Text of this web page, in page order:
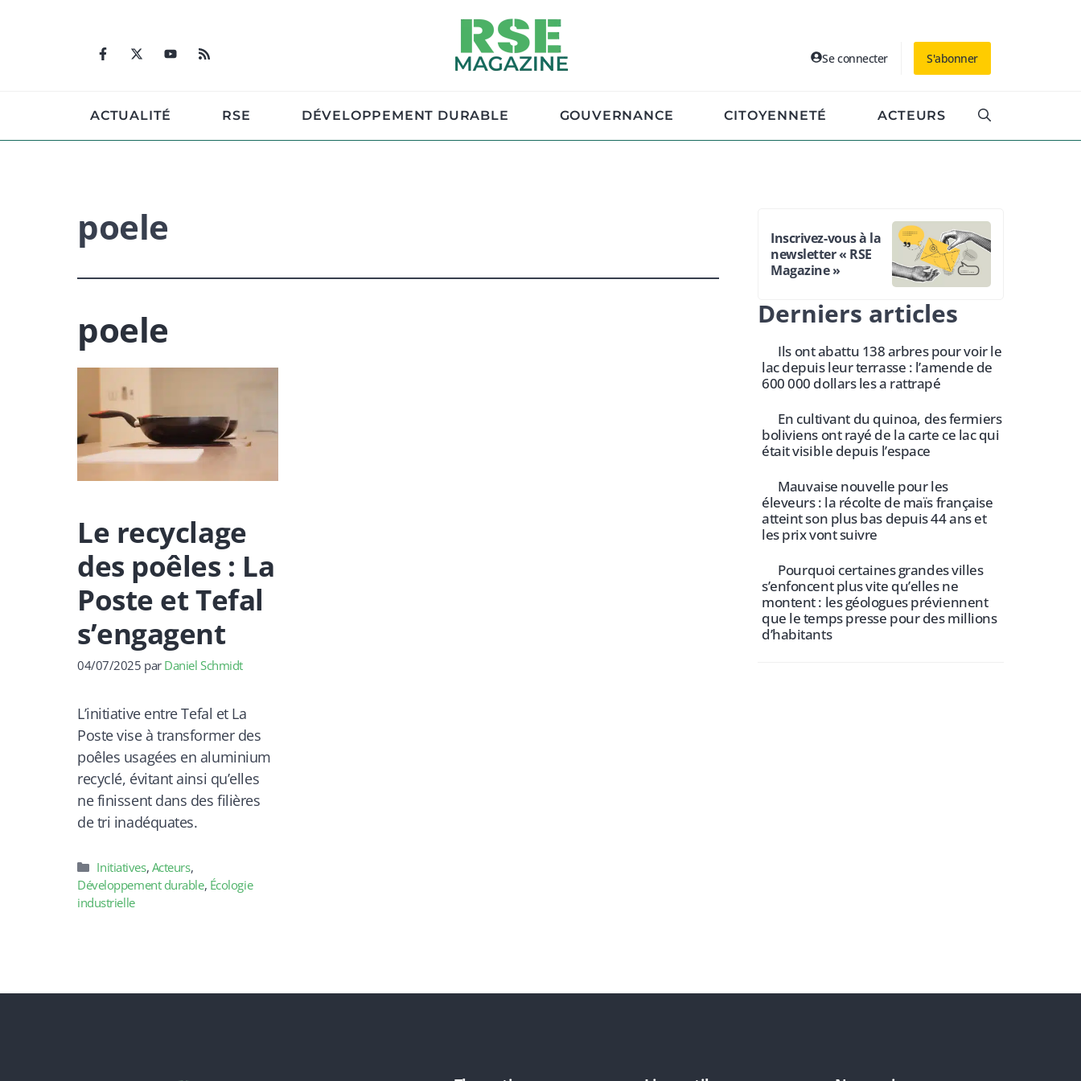
Se connecter S'abonner
ACTUALITÉ RSE DÉVELOPPEMENT DURABLE GOUVERNANCE CITOYENNETÉ ACTEURS
poele
poele
Le recyclage
des poêles : La
Poste et Tefal
s’engagent
04/07/2025 par Daniel Schmidt
L’initiative entre Tefal et La
Poste vise à transformer des
poêles usagées en aluminium
recyclé, évitant ainsi qu’elles
ne finissent dans des filières
de tri inadéquates.
Catégories
Initiatives, Acteurs,
Développement durable, Écologie
industrielle
Inscrivez-vous à la
newsletter « RSE
Magazine »
Derniers articles
Ils ont abattu 138 arbres pour voir le
lac depuis leur terrasse : l’amende de
600 000 dollars les a rattrapé
En cultivant du quinoa, des fermiers
boliviens ont rayé de la carte ce lac qui
était visible depuis l’espace
Mauvaise nouvelle pour les
éleveurs : la récolte de maïs française
atteint son plus bas depuis 44 ans et
les prix vont suivre
Pourquoi certaines grandes villes
s’enfoncent plus vite qu’elles ne
montent : les géologues préviennent
que le temps presse pour des millions
d’habitants